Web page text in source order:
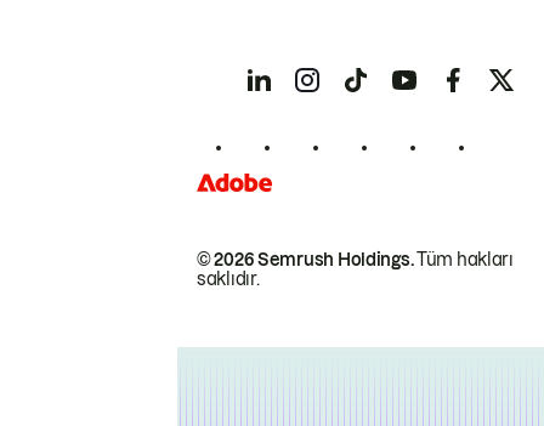
© 2026 Semrush Holdings.Tüm hakları
saklıdır.